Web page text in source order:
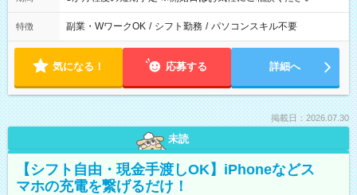
特徴 副業・WワークOK / シフト勤務 / パソコンスキル不要
気になる！ 応募する 詳細へ
掲載日：2026.07.30
未読
【シフト自由・現金手渡しOK】iPhoneなどス
マホの充電を繋げるだけ！